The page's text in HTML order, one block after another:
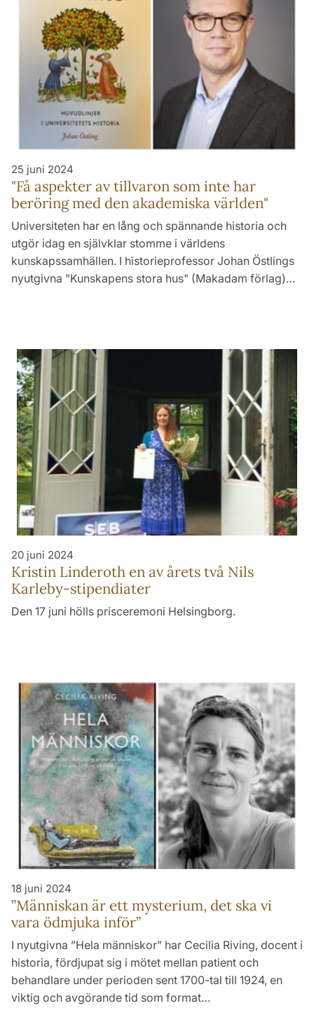
25 juni 2024
"Få aspekter av tillvaron som inte har
beröring med den akademiska världen"
Universiteten har en lång och spännande historia och
utgör idag en självklar stomme i världens
kunskapssamhällen. I historieprofessor Johan Östlings
nyutgivna "Kunskapens stora hus" (Makadam förlag)…
20 juni 2024
Kristin Linderoth en av årets två Nils
Karleby-stipendiater
Den 17 juni hölls prisceremoni Helsingborg.
18 juni 2024
”Människan är ett mysterium, det ska vi
vara ödmjuka inför”
I nyutgivna ”Hela människor” har Cecilia Riving, docent i
historia, fördjupat sig i mötet mellan patient och
behandlare under perioden sent 1700-tal till 1924, en
viktig och avgörande tid som format…